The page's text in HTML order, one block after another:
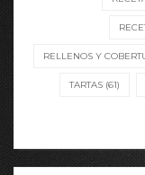
RELLENOS Y
TARTAS(61)